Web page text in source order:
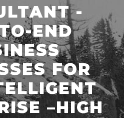
-
END
FOR
–HIGH